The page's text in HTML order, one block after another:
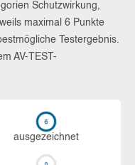
Schutzwirkung,
maximal 6 Punkte
Testergebnis.
AV-TEST-
aus­ge­zeich­net